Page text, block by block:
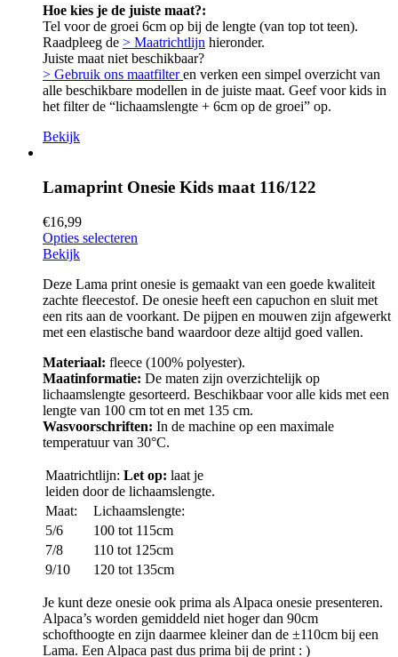
Hoe kies je de juiste maat?:
Tel voor de groei 6cm op bij de lengte (van top tot teen).
Raadpleeg de > Maatrichtlijn hieronder.
Juiste maat niet beschikbaar?
> Gebruik ons maatfilteren verken een simpel overzicht van
alle beschikbare modellen in de juiste maat. Geef voor kids in
het filter de “lichaamslengte + 6cm op de groei” op.
Bekijk
Lamaprint Onesie Kids maat 116/122
€16,99
Opties selecteren
Bekijk
Deze Lama print onesie is gemaakt van een goede kwaliteit
zachte fleecestof. De onesie heeft een capuchon en sluit met
een rits aan de voorkant. De pijpen en mouwen zijn afgewerkt
met een elastische band waardoor deze altijd goed vallen.
Materiaal: fleece (100% polyester).
Maatinformatie: De maten zijn overzichtelijk op
lichaamslengte gesorteerd. Beschikbaar voor alle kids met een
lengte van 100 cm tot en met 135 cm.
Wasvoorschriften: In de machine op een maximale
temperatuur van 30°C.
Maatrichtlijn: Let op: laat je
leiden door de lichaamslengte.
Maat:
Lichaamslengte:
5/6
100 tot 115cm
7/8
110 tot 125cm
9/10
120 tot 135cm
Je kunt deze onesie ook prima als Alpaca onesie presenteren.
Alpaca’s worden gemiddeld niet hoger dan 90cm
schofthoogte en zijn daarmee kleiner dan de ±110cm bij een
Lama. Een Alpaca past dus prima bij de print : )